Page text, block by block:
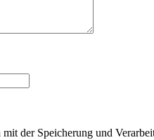
der Speicherung und